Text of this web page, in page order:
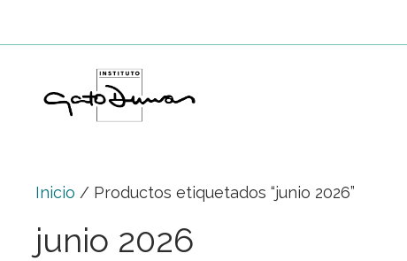
Inicio / Productos etiquetados “junio 2026”
junio 2026